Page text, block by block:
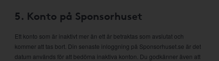
5. Konto på Sponsorhuset
Ett konto som är inaktivt mer än ett år betraktas som avslutat och
kommer att tas bort. Din senaste inloggning på Sponsorhuset.se är det
datum används för att bedöma inaktiva konton. Du godkänner även att